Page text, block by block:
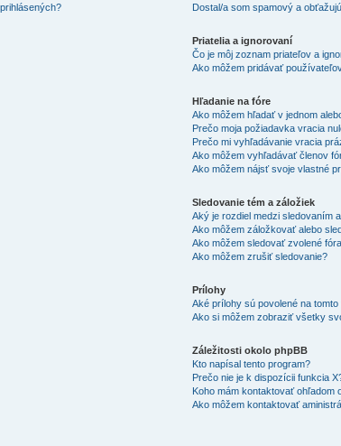
Dostal/a som spamový a
Priatelia a ignorovaní
Čo je môj zoznam priateľov a
Ako môžem pridávať
Hľadanie na fóre
Ako môžem hľadať v jednom
Prečo moja požiadavka vracia
Prečo mi vyhľadávanie vracia
Ako môžem vyhľadávať členov
Ako môžem nájsť svoje vlastné
Sledovanie tém a záložiek
Aký je rozdiel medzi sledovaním
Ako môžem záložkovať alebo
Ako môžem sledovať zvolené
Ako môžem zrušiť sledovanie?
Prílohy
Aké prílohy sú povolené na tomto
Ako si môžem zobraziť všetky
Záležitosti okolo phpBB
Kto napísal tento program?
Prečo nie je k dispozícii funkcia
Koho mám kontaktovať ohľadom
Ako môžem kontaktovať